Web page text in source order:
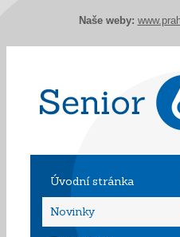
Úvodní stránka
Novinky
Naše weby: